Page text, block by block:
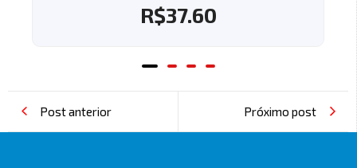
R$37.60
Post anterior Próximo post